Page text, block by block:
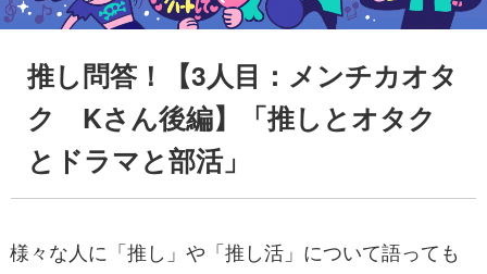
推し問答！【3人目：メンチカオタ
ク Kさん後編】「推しとオタク
とドラマと部活」
様々な人に「推し」や「推し活」について語っても